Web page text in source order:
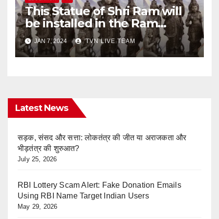
This Statue of Shri Ram will
be installed in the Ram
temple of Ayodhya | Ram
statue photo
JAN 7, 2024 TVN LIVE TEAM
Latest News
सड़क, संसद और सत्ता: लोकतंत्र की जीत या अराजकता और
भीड़तंत्र की शुरुआत?
July 25, 2026
RBI Lottery Scam Alert: Fake Donation Emails
Using RBI Name Target Indian Users
May 29, 2026